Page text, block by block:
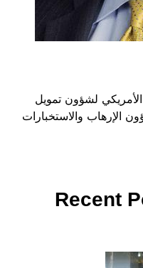
لشؤون تمويل
الإرهاب والاستخبارات
Recent